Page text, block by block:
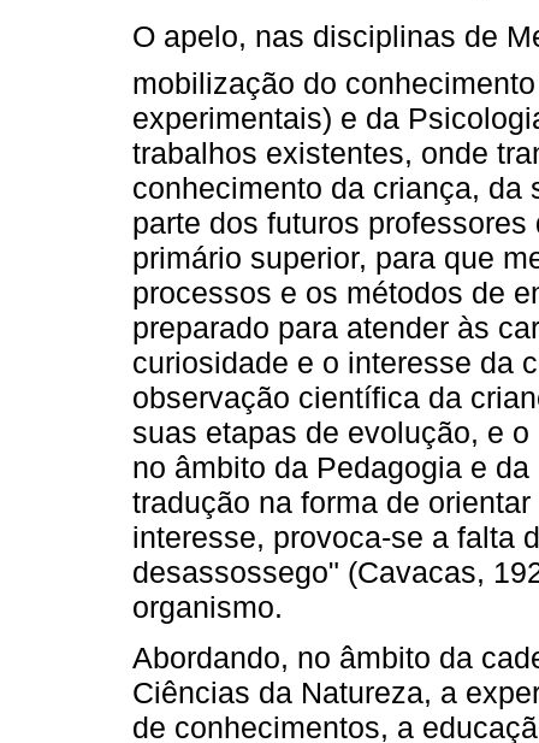
O apelo, nas disciplinas de
mobilização do
experimentais) e da
trabalhos existentes, onde
conhecimento da criança,
parte dos futuros
primário superior, para que
processos e os métodos de
preparado para atender às
curiosidade e o interesse da
observação científica da
suas etapas de evolução, e
no âmbito da Pedagogia e
tradução na forma de
interesse, provoca-se a falta
desassossego" (Cavacas,
organismo.
Abordando, no âmbito da
Ciências da Natureza, a
de conhecimentos, a